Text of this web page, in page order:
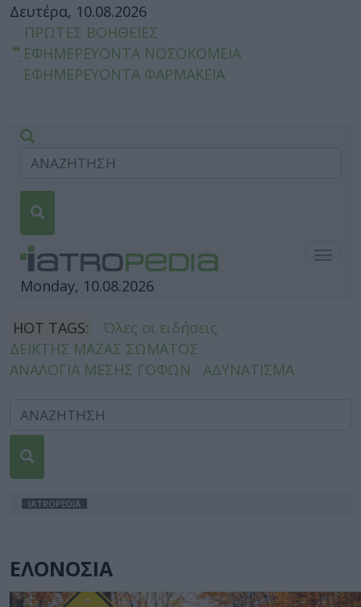
Δευτέρα, 10.08.2026
ΠΡΩΤΕΣ ΒΟΗΘΕΙΕΣ
ΕΦΗΜΕΡΕΥΟΝΤΑ ΝΟΣΟΚΟΜΕΙΑ
ΕΦΗΜΕΡΕΥΟΝΤΑ ΦΑΡΜΑΚΕΙΑ
Monday, 10.08.2026
HOT TAGS:
Όλες οι ειδήσεις
ΔΕΙΚΤΗΣ ΜΑΖΑΣ ΣΩΜΑΤΟΣ
ΑΝΑΛΟΓΙΑ ΜΕΣΗΣ ΓΟΦΩΝ
ΑΔΥΝΑΤΙΣΜΑ
IATROPEDIA
ΕΛΟΝΟΣΙΑ